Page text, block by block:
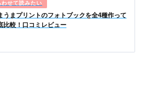
うまプリントのフォトブックを全4種作って
比較！口コミレビュー